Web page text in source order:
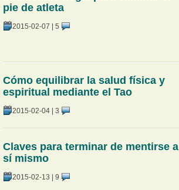
pie de atleta
2015-02-07 | 5
Cómo equilibrar la salud física y
espiritual mediante el Tao
2015-02-04| 3
Claves para terminar de mentirse a
sí mismo
2015-02-13 | 9